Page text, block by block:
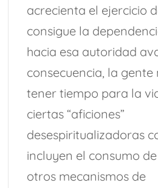
acrecienta el ejercicio
consigue la
hacia esa autoridad
consecuencia, la
tener tiempo para la
ciertas “aficiones”
desespiritualizadoras
incluyen el consumo
otros mecanismos de